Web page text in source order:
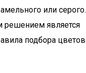
или серого.
является
подбора цветов